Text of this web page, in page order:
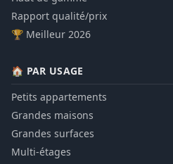
Rapport qualité/prix
🏆 Meilleur 2026
🏠 PAR USAGE
Petits appartements
Grandes maisons
Grandes surfaces
Multi-étages